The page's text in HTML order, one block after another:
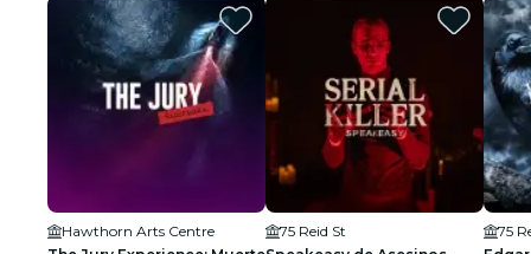
Hawthorn Arts Centre
75 Reid St
75